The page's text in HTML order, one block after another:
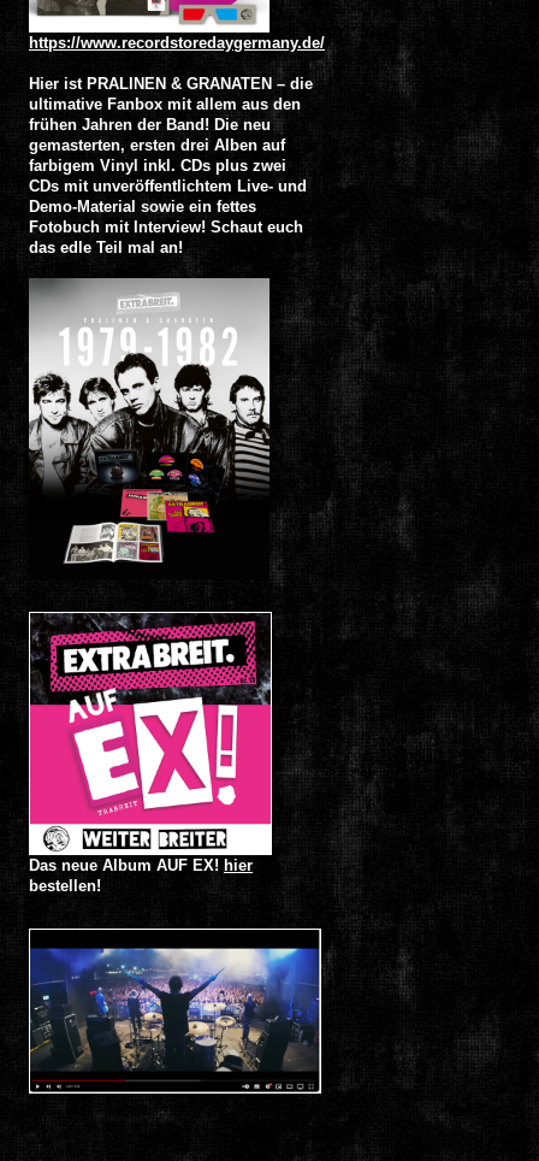
https://www.recordstoredaygermany.de/
Hier ist PRALINEN & GRANATEN – die
ultimative Fanbox mit allem aus den
frühen Jahren der Band! Die neu
gemasterten, ersten drei Alben auf
farbigem Vinyl inkl. CDs plus zwei
CDs mit unveröffentlichtem Live- und
Demo-Material sowie ein fettes
Fotobuch mit Interview! Schaut euch
das edle Teil mal an!
Das neue Album AUF EX! hier
bestellen!